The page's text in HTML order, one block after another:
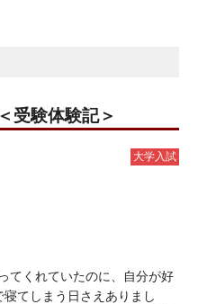
受験体験記＞
大学入試
てくれていたのに、自分が好
てしまう日さえありまし